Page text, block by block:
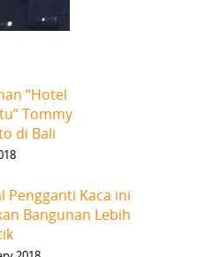
“Hotel
Tommy
di Bali
Pengganti Kaca ini
Bangunan Lebih